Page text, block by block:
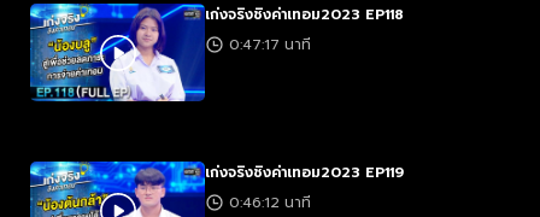
เก่งจริงชิงค่าเทอม2023 EP118
0:47:17 นาที
เก่งจริงชิงค่าเทอม2023 EP119
0:46:12 นาที